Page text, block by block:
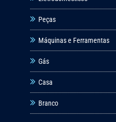
Peças
Máquinas e Ferramentas
Gás
Casa
Branco